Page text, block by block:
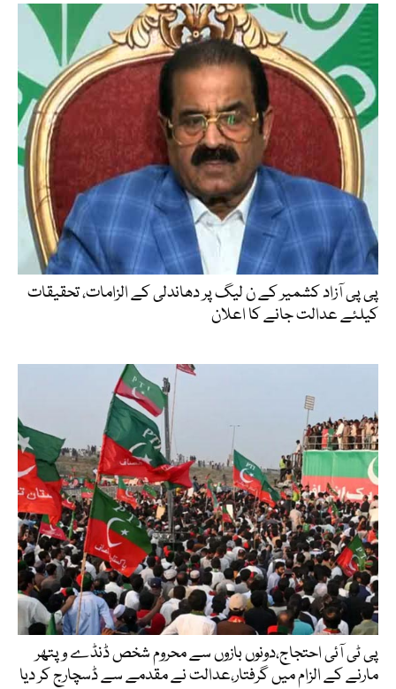
پی پی آزاد کشمیر کے ن لیگ پر دھاندلی کے الزامات، تحقیقات
کیلئے عدالت جانے کا اعلان
پی ٹی آئی احتجاج،دونوں بازوں سے محروم شخص ڈنڈے و پتھر
مارنے کے الزام میں گرفتار،عدالت نے مقدمے سے ڈسچارج کر دیا